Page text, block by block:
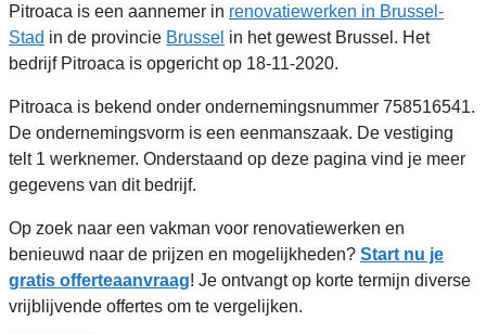
Pitroaca is een aannemer in renovatiewerken in Brussel-
Stad in de provincie Brussel in het gewest Brussel. Het
bedrijf Pitroaca is opgericht op 18-11-2020.
Pitroaca is bekend onder ondernemingsnummer 758516541.
De ondernemingsvorm is een eenmanszaak. De vestiging
telt 1 werknemer. Onderstaand op deze pagina vind je meer
gegevens van dit bedrijf.
Op zoek naar een vakman voor renovatiewerken en
benieuwd naar de prijzen en mogelijkheden? Start nu je
gratis offerteaanvraag! Je ontvangt op korte termijn diverse
vrijblijvende offertes om te vergelijken.